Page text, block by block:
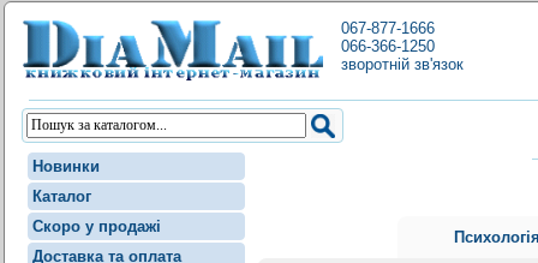
067-877-1666
066-366-1250
зворотній зв'язок
Новинки
Каталог
Скоро у продажі
Доставка та оплата